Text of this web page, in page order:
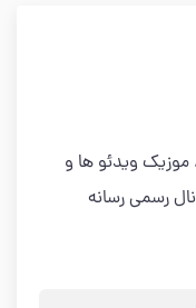
موزیک ویدئو ها و
رسمی رسانه